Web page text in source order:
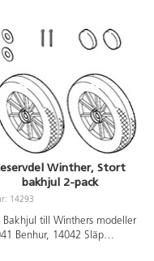
Winther, Stort
bakhjul 2-pack
14293
Bakhjul till Winthers modeller
Benhur, 14042 Släp